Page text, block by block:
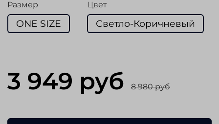
Размер
ONE SIZE
Цвет
Светло-Коричневый
3 949 руб 8 980 руб